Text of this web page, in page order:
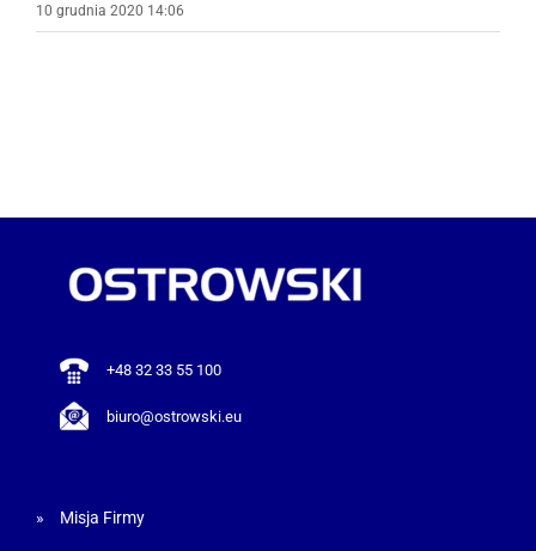
10 grudnia 2020 14:06
+48 32 33 55 100
biuro@ostrowski.eu
Misja Firmy